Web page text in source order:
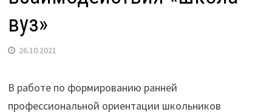
вуз»
26.10.2021
В работе по формированию ранней
профессиональной ориентации школьников